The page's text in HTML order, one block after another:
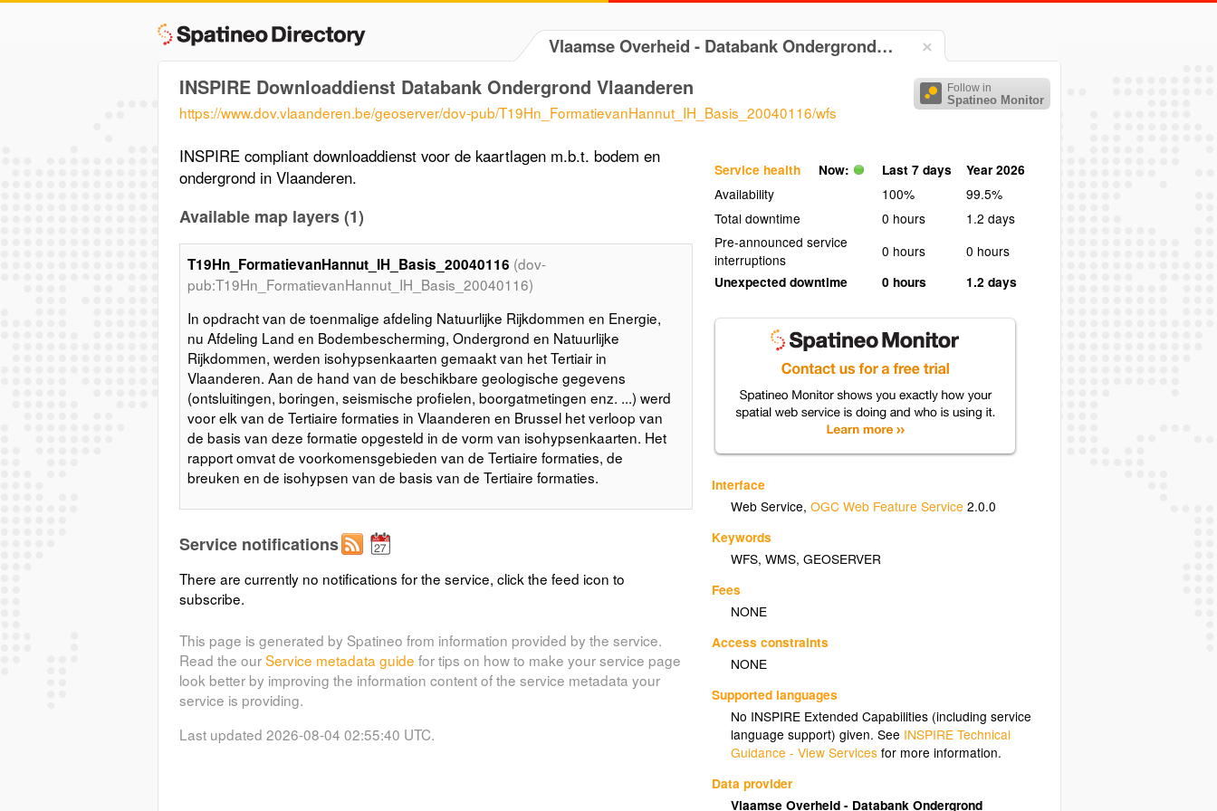
Vlaamse Overheid - Databank Ondergrond…
Follow in
Spatineo Monitor
INSPIRE Downloaddienst Databank Ondergrond Vlaanderen
https://www.dov.vlaanderen.be/geoserver/dov-pub/T19Hn_FormatievanHannut_IH_Basis_20040116/wfs
Service health Now: Last 7 days
Year 2026
Availability
100%
99.5%
Total downtime
0 hours
1.2 days
Pre-announced service
interruptions
0 hours
0 hours
Unexpected downtime
0 hours 1.2 days
Interface
Web Service,OGC Web Feature Service 2.0.0
Keywords
WFS,WMS,GEOSERVER
Fees
NONE
Access constraints
NONE
Supported languages
No INSPIRE Extended Capabilities (including service
language support) given. See INSPIRE Technical
Guidance - View Services for more information.
Data provider
Vlaamse Overheid - Databank Ondergrond
INSPIRE compliant downloaddienst voor de kaartlagen m.b.t. bodem en
ondergrond in Vlaanderen.
Available map layers (1)
T19Hn_FormatievanHannut_IH_Basis_20040116 (dov-
pub:T19Hn_FormatievanHannut_IH_Basis_20040116)
In opdracht van de toenmalige afdeling Natuurlijke Rijkdommen en Energie,
nu Afdeling Land en Bodembescherming, Ondergrond en Natuurlijke
Rijkdommen, werden isohypsenkaarten gemaakt van het Tertiair in
Vlaanderen. Aan de hand van de beschikbare geologische gegevens
(ontsluitingen, boringen, seismische profielen, boorgatmetingen enz. ...) werd
voor elk van de Tertiaire formaties in Vlaanderen en Brussel het verloop van
de basis van deze formatie opgesteld in de vorm van isohypsenkaarten. Het
rapport omvat de voorkomensgebieden van de Tertiaire formaties, de
breuken en de isohypsen van de basis van de Tertiaire formaties.
Service notifications
There are currently no notifications for the service, click the feed icon to
subscribe.
This page is generated by Spatineo from information provided by the service.
Read the ourService metadata guide for tips on how to make your service page
look better by improving the information content of the service metadata your
service is providing.
Last updated 2026-08-04 02:55:40 UTC.